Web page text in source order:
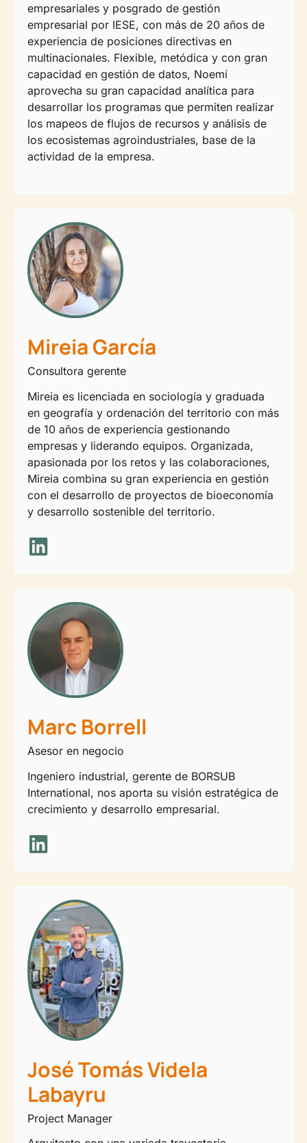
empresariales y posgrado de gestión
empresarial por IESE, con más de 20 años de
experiencia de posiciones directivas en
multinacionales. Flexible, metódica y con gran
capacidad en gestión de datos, Noemí
aprovecha su gran capacidad analítica para
desarrollar los programas que permiten realizar
los mapeos de flujos de recursos y análisis de
los ecosistemas agroindustriales, base de la
actividad de la empresa.
Mireia García
Consultora gerente
Mireia es licenciada en sociología y graduada
en geografía y ordenación del territorio con más
de 10 años de experiencia gestionando
empresas y liderando equipos. Organizada,
apasionada por los retos y las colaboraciones,
Mireia combina su gran experiencia en gestión
con el desarrollo de proyectos de bioeconomía
y desarrollo sostenible del territorio.
Marc Borrell
Asesor en negocio
Ingeniero industrial, gerente de BORSUB
International, nos aporta su visión estratégica de
crecimiento y desarrollo empresarial.
José Tomás Videla
Labayru
Project Manager